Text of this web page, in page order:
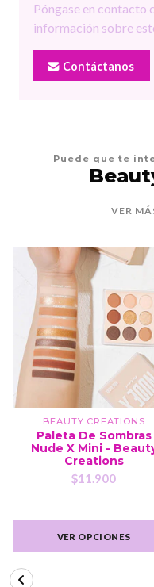
Póngase en contacto
información sobre
Contáctanos
Puede que te
VER
BEAUTY CREATIONS
Paleta De Sombras
Nude X Mini -
Creations
$11.900
VER OPCIONES